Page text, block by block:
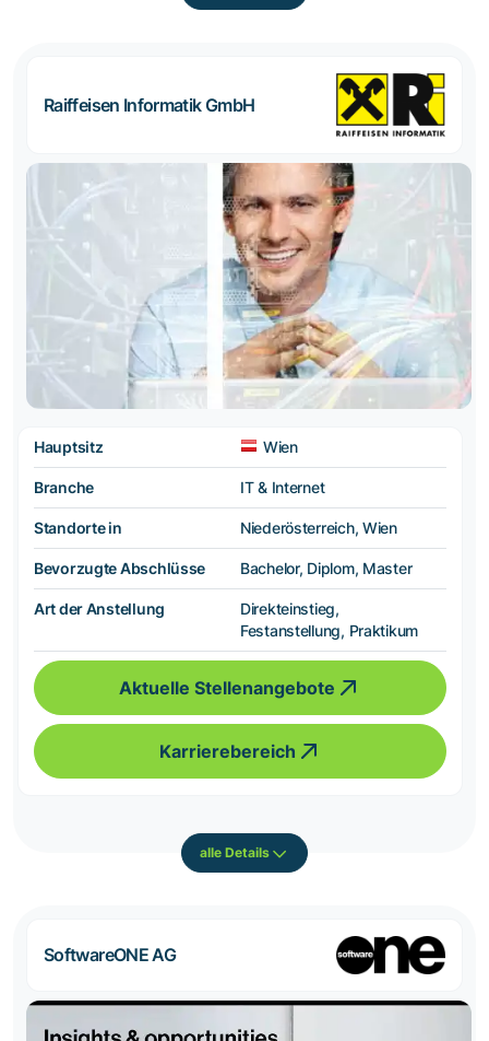
Raiffeisen Informatik GmbH
Hauptsitz Wien
Branche IT & Internet
Standorte in Niederösterreich, Wien
Bevorzugte Abschlüsse Bachelor, Diplom, Master
Art der Anstellung
Direkteinstieg,
Festanstellung, Praktikum
Aktuelle Stellenangebote
Karrierebereich
alle Details
SoftwareONE AG